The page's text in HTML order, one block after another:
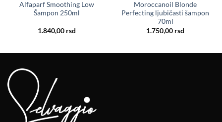
Alfaparf Smoothing Low
Šampon 250ml
1.840,00 rsd
Moroccanoil Blonde
Perfecting ljubičasti šampon
70ml
1.750,00 rsd